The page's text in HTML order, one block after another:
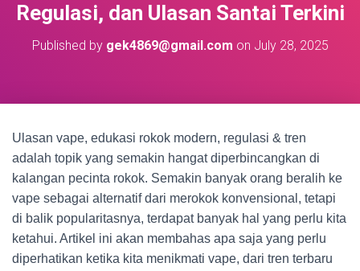
Regulasi, dan Ulasan Santai Terkini
Published by gek4869@gmail.com on July 28, 2025
Ulasan vape, edukasi rokok modern, regulasi & tren
adalah topik yang semakin hangat diperbincangkan di
kalangan pecinta rokok. Semakin banyak orang beralih ke
vape sebagai alternatif dari merokok konvensional, tetapi
di balik popularitasnya, terdapat banyak hal yang perlu kita
ketahui. Artikel ini akan membahas apa saja yang perlu
diperhatikan ketika kita menikmati vape, dari tren terbaru